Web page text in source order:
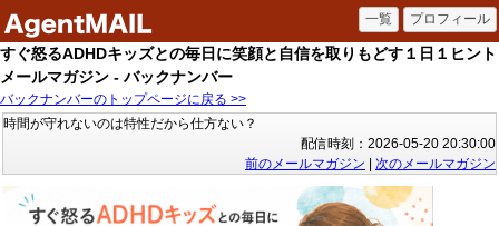
すぐ怒るADHDキッズとの毎日に笑顔と自信を取りもどす１日１ヒント
メールマガジン - バックナンバー
バックナンバーのトップページに戻る >>
時間が守れないのは特性だから仕方ない？
配信時刻：2026-05-20 20:30:00
前のメールマガジン
次のメールマガジン